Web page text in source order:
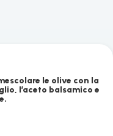
le olive con la
l’aceto balsamico e